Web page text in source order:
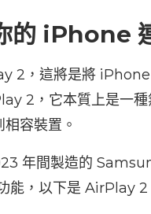
的 iPhone
2，這將是將
2，它本質上是一
容裝置。
年間製造的
能，以下是 AirPlay 2